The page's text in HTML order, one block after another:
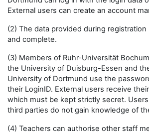
External users can create an account
(2) The data provided during
and complete.
(3) Members of Ruhr-Universität
the University of Duisburg-Essen and
University of Dortmund use the
their LoginID. External users receive
which must be kept strictly secret.
third parties do not gain knowledge of
(4) Teachers can authorise other staff